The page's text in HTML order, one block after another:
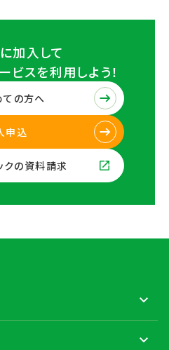
加入して
ビスを利用しよう！
ての方へ
申込
クの資料請求